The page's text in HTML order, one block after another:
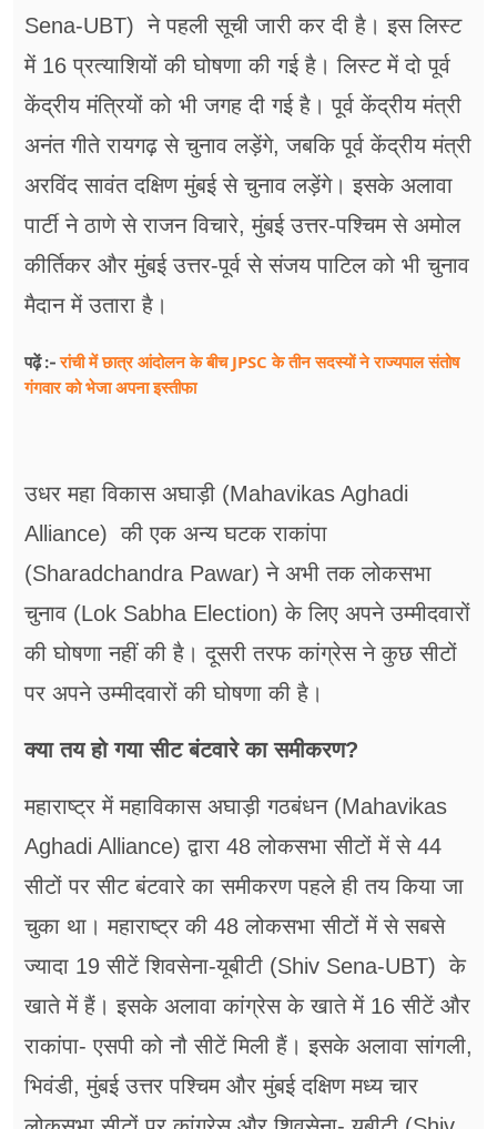
शिक्षा
अन्य खबरें
Sena-UBT) ने पहली सूची जारी कर दी है। इस लिस्ट
में 16 प्रत्याशियों की घोषणा की गई है। लिस्ट में दो पूर्व
केंद्रीय मंत्रियों को भी जगह दी गई है। पूर्व केंद्रीय मंत्री
अनंत गीते रायगढ़ से चुनाव लड़ेंगे, जबकि पूर्व केंद्रीय मंत्री
अरविंद सावंत दक्षिण मुंबई से चुनाव लड़ेंगे। इसके अलावा
पार्टी ने ठाणे से राजन विचारे, मुंबई उत्तर-पश्चिम से अमोल
कीर्तिकर और मुंबई उत्तर-पूर्व से संजय पाटिल को भी चुनाव
मैदान में उतारा है।
पढ़ें :-रांची में छात्र आंदोलन के बीच JPSC के तीन सदस्यों ने राज्यपाल संतोष
गंगवार को भेजा अपना इस्तीफा
उधर महा विकास अघाड़ी (Mahavikas Aghadi
Alliance) की एक अन्य घटक राकांपा
(Sharadchandra Pawar) ने अभी तक लोकसभा
चुनाव (Lok Sabha Election) के लिए अपने उम्मीदवारों
की घोषणा नहीं की है। दूसरी तरफ कांग्रेस ने कुछ सीटों
पर अपने उम्मीदवारों की घोषणा की है।
क्या तय हो गया सीट बंटवारे का समीकरण?
महाराष्ट्र में महाविकास अघाड़ी गठबंधन (Mahavikas
Aghadi Alliance) द्वारा 48 लोकसभा सीटों में से 44
सीटों पर सीट बंटवारे का समीकरण पहले ही तय किया जा
चुका था। महाराष्ट्र की 48 लोकसभा सीटों में से सबसे
ज्यादा 19 सीटें शिवसेना-यूबीटी (Shiv Sena-UBT) के
खाते में हैं। इसके अलावा कांग्रेस के खाते में 16 सीटें और
राकांपा- एसपी को नौ सीटें मिली हैं। इसके अलावा सांगली,
भिवंडी, मुंबई उत्तर पश्चिम और मुंबई दक्षिण मध्य चार